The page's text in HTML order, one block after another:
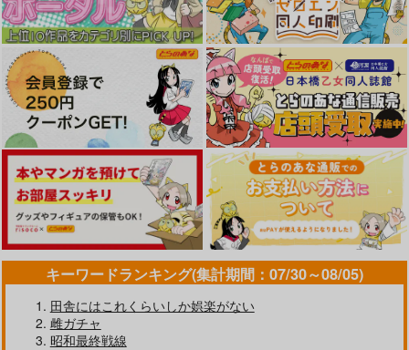
キーワードランキング(集計期間：07/30～08/05)
田舎にはこれくらいしか娯楽がない
雌ガチャ
昭和最終戦線